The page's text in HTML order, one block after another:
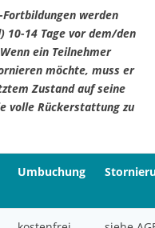
werden
10-14 Tage vor dem/den
ein Teilnehmer
möchte, muss er
Zustand auf seine
volle Rückerstattung zu
Umbuchung